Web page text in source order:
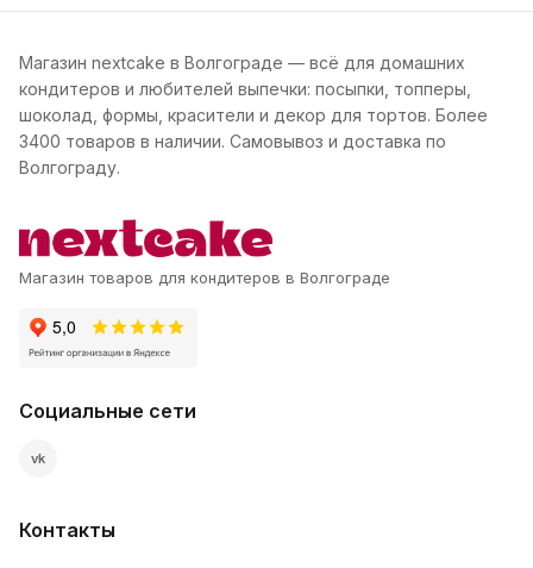
Магазин nextcake в Волгограде — всё для домашних
кондитеров и любителей выпечки: посыпки, топперы,
шоколад, формы, красители и декор для тортов. Более
3400 товаров в наличии. Самовывоз и доставка по
Волгограду.
Магазин товаров для кондитеров в Волгограде
Социальные сети
vk
Контакты